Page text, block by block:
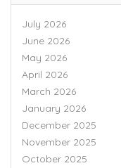
July 2026
June 2026
May 2026
April 2026
March 2026
January 2026
December 2025
November 2025
October 2025